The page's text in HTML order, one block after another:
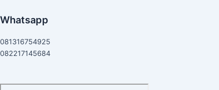
Whatsapp
081316754925
082217145684